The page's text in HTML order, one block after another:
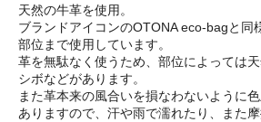
天然の牛革を使用。
ブランドアイコンのOTONA eco-bagと同
部位まで使用しています。
革を無駄なく使うため、部位によっては天
シボなどがあります。
また革本来の風合いを損なわないように
ありますので、汗や雨で濡れたり、また